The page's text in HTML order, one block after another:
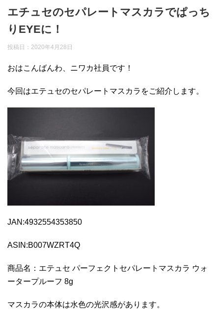
エチュセのセパレートマスカラでぱっち
りEYEに！
投稿日： 2020年4月28日
おはこんばんわ、ニワカ社員です！
今回はエテュセのセパレートマスカラをご紹介します。
JAN:4932554353850
ASIN:B007WZRT4Q
商品名：エテュセ パーフェクトセパレートマスカラ ウォ
ータープルーフ 8g
マスカラの本体は水色の光沢感があります。